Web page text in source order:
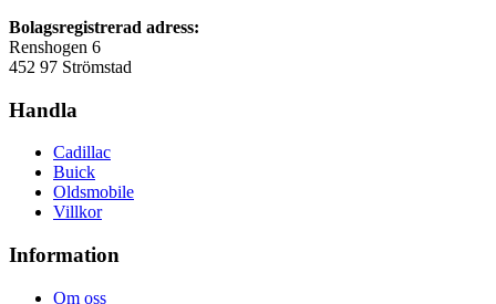
Bolagsregistrerad adress:
Renshogen 6
452 97 Strömstad
Handla
Cadillac
Buick
Oldsmobile
Villkor
Information
Om oss